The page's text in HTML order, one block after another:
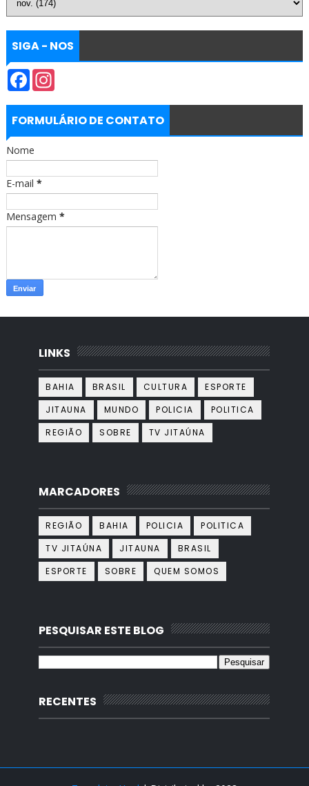
SIGA - NOS
F
e
b
o
k
I
t
a
r
m
FORMULÁRIO DE CONTATO
Nome
E-mail *
Mensagem *
LINKS
BAHIA BRASIL CULTURA
ESPORTE
JITAUNA
MUNDO POLICIA
POLITICA
REGIÃO
SOBRE TV JITAÚNA
MARCADORES
REGIÃO BAHIA POLICIA
POLITICA
TV JITAÚNA
JITAUNA
BRASIL
ESPORTE
SOBRE QUEM SOMOS
PESQUISAR ESTE BLOG
RECENTES